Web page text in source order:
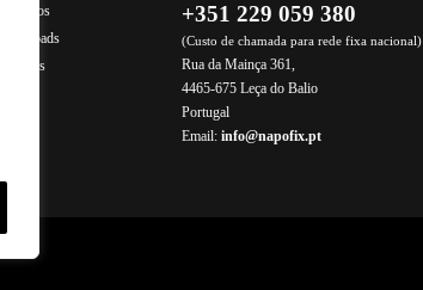
Contactos
Downloads
Produtos
+351 229 059 380
(Custo de chamada para rede fixa nacional)
Rua da Mainça 361,
4465-675 Leça do Balio
Portugal
Email:info@napofix.pt